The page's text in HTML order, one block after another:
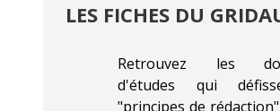
LES FICHES DU
Retrouvez les
d'études qui
"principes de rédaction"